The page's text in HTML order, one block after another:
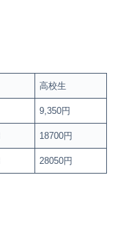
高校生
9,350円
18700円
28050円